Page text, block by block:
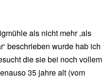
als nicht mehr ‚als
beschrieben wurde hab ich
die sie bei noch vollem
35 jahre alt (vom